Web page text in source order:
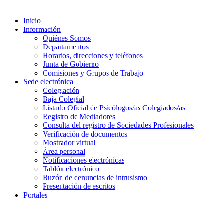
Inicio
Información
Quiénes Somos
Departamentos
Horarios, direcciones y teléfonos
Junta de Gobierno
Comisiones y Grupos de Trabajo
Sede electrónica
Colegiación
Baja Colegial
Listado Oficial de Psicólogos/as Colegiados/as
Registro de Mediadores
Consulta del registro de Sociedades Profesionales
Verificación de documentos
Mostrador virtual
Área personal
Notificaciones electrónicas
Tablón electrónico
Buzón de denuncias de intrusismo
Presentación de escritos
Portales